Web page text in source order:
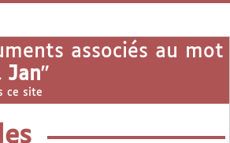
associés au mot
Jan"
ce site